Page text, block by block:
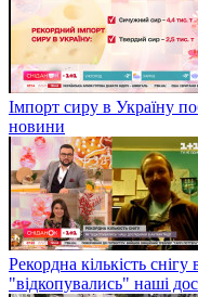
Імпорт сиру в Україну
новини
Рекордна кількість
"відкопувались" наші